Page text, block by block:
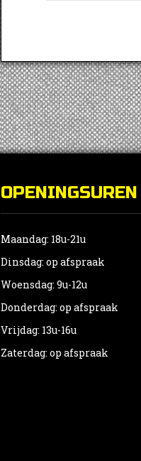
OPENINGSUREN
Maandag: 18u-21u
Dinsdag: op afspraak
Woensdag: 9u-12u
Donderdag: op afspraak
Vrijdag: 13u-16u
Zaterdag: op afspraak